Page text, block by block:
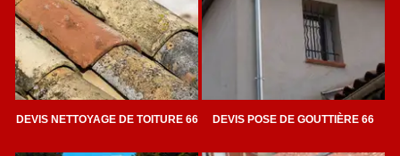
DEVIS NETTOYAGE DE TOITURE 66 DEVIS POSE DE GOUTTIÈRE 66